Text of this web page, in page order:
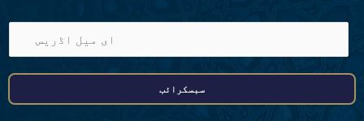
ی
م
سبسکرائب